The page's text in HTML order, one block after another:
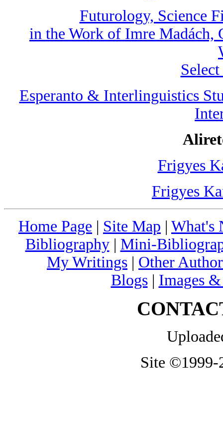
Futurology, Science
in the Work of Imre Madách,
Esperanto & Interlinguistics
Frigyes
Frigyes
Home Page | Site Map | What's
Bibliography| Mini-
My Writings | Other
Blogs| Images
Site ©1999-